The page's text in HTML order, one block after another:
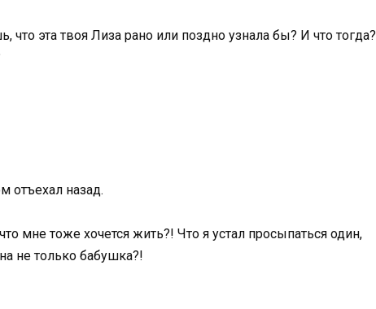
эта твоя Лиза рано или поздно узнала бы? И что тогда?
отъехал назад.
мне тоже хочется жить?! Что я устал просыпаться один,
не только бабушка?!